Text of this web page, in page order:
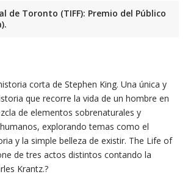
de Toronto (TIFF): Premio del Público
corta de Stephen King. Una única y
que recorre la vida de un hombre en
de elementos sobrenaturales y
explorando temas como el
y la simple belleza de existir. The Life of
de tres actos distintos contando la
Krantz.?